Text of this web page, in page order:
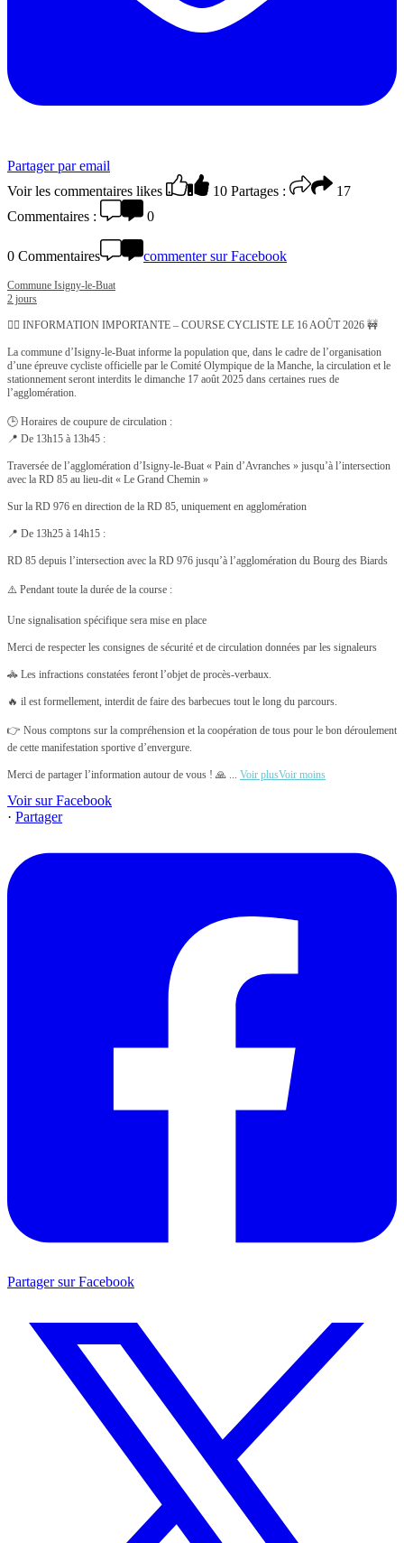
Partager par email
Voir les commentaires likes 10 Partages :
17
Commentaires :
0
0 Commentaires commenter sur Facebook
Commune Isigny-le-Buat
2 jours
🚴‍♂️ INFORMATION IMPORTANTE – COURSE CYCLISTE LE 16 AOÛT 2026 🚧
La commune d’Isigny-le-Buat informe la population que, dans le cadre de l’organisation
d’une épreuve cycliste officielle par le Comité Olympique de la Manche, la circulation et le
stationnement seront interdits le dimanche 17 août 2025 dans certaines rues de
l’agglomération.
🕒 Horaires de coupure de circulation :
📍 De 13h15 à 13h45 :
Traversée de l’agglomération d’Isigny-le-Buat « Pain d’Avranches » jusqu’à l’intersection
avec la RD 85 au lieu-dit « Le Grand Chemin »
Sur la RD 976 en direction de la RD 85, uniquement en agglomération
📍 De 13h25 à 14h15 :
RD 85 depuis l’intersection avec la RD 976 jusqu’à l’agglomération du Bourg des Biards
⚠️ Pendant toute la durée de la course :
Une signalisation spécifique sera mise en place
Merci de respecter les consignes de sécurité et de circulation données par les signaleurs
🚓 Les infractions constatées feront l’objet de procès-verbaux.
🔥 il est formellement, interdit de faire des barbecues tout le long du parcours.
👉 Nous comptons sur la compréhension et la coopération de tous pour le bon déroulement
de cette manifestation sportive d’envergure.
Merci de partager l’information autour de vous ! 🙏 Voir plusVoir moins
Voir sur Facebook
· Partager
Partager sur Facebook